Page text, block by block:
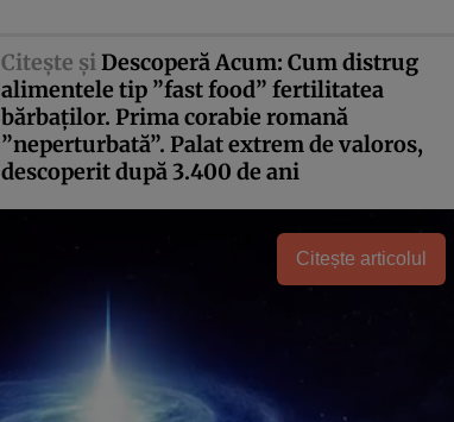
Citeşte şiDescoperă Acum: Cum distrug
alimentele tip ”fast food” fertilitatea
bărbaţilor. Prima corabie romană
”neperturbată”. Palat extrem de valoros,
descoperit după 3.400 de ani
Citește articolul